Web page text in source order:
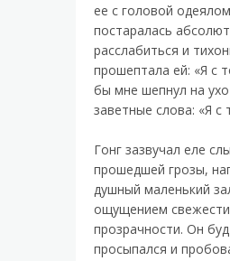
ее с головой
постаралась
расслабиться и
прошептала ей: «Я с
бы мне шепнул на ухо
заветные слова: «Я с
Гонг зазвучал еле
прошедшей грозы,
душный маленький
ощущением
прозрачности. Он
просыпался и